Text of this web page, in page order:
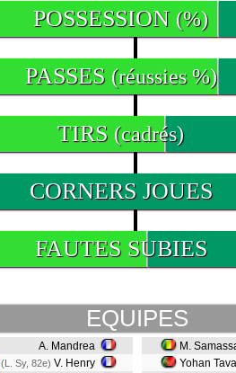
POSSESSION (%)
PASSES (réussies %)
TIRS (cadrés)
CORNERS JOUES
FAUTES SUBIES
EQUIPES
A. Mandrea
(L. Sy, 82e) V. Henry
M.
Yohan